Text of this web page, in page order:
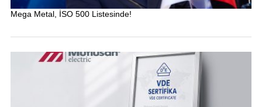
Mega Metal, İSO 500 Listesinde!